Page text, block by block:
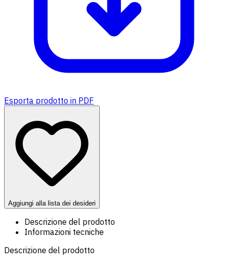
Esporta prodotto in PDF
Aggiungi alla lista dei desideri
Descrizione del prodotto
Informazioni tecniche
Descrizione del prodotto